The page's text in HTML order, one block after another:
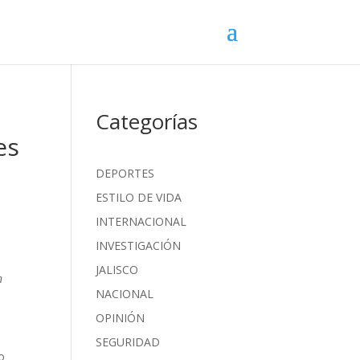
Categorías
DEPORTES
ESTILO DE VIDA
INTERNACIONAL
INVESTIGACIÓN
JALISCO
NACIONAL
OPINIÓN
SEGURIDAD